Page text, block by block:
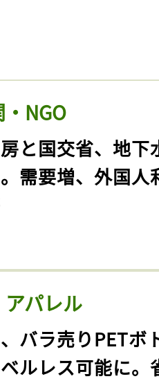
NGO
房と国交省、地下
需要増、外国人
パレル
バラ売りPETボ
ルレス可能に。